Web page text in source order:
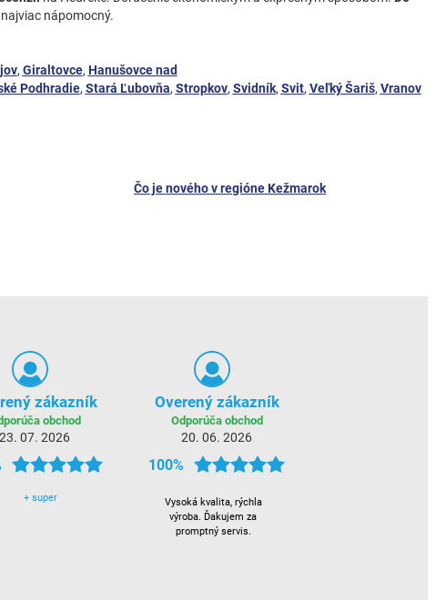
nápomocný.
, Giraltovce, Hanušovce nad
Podhradie, Stará Ľubovňa, Stropkov, Svidník, Svit, Veľký Šariš, Vranov
Čo je nového v regióne Kežmarok
zákazník
obchod
23. 07. 2026
+super
Overený zákazník
Odporúča obchod
20. 06. 2026
100%
Vysoká kvalita, rýchla
výroba. Ďakujem za
promptný servis.